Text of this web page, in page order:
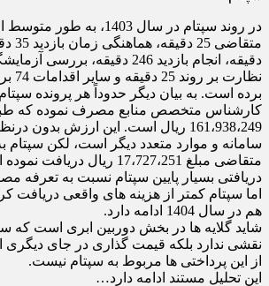
در روند سپتام در سال 1403،
کارشناس متخصص منابع مصرف نموده که
161،938،249 ریال است. این ارزش
سامانه و موارد متعدد دیگر است، لکن سپتام
متقاضی مبلغ 17،727،251 ریال
دریافتی بسیار پایین سپتام نسبت به تعرفه
اما سپتام کمتر از هزینه های واقعی دریافت
هم در سال 1404 ادامه دارد.
شاید گلایه ها در بخش دوربین ابری است که
نقشی ندارد بلکه قیمت گذاری در جای دیگری
از این پرداختی ها مربوط به سپتام نیست.
این تحلیل مستند ادامه دارد…